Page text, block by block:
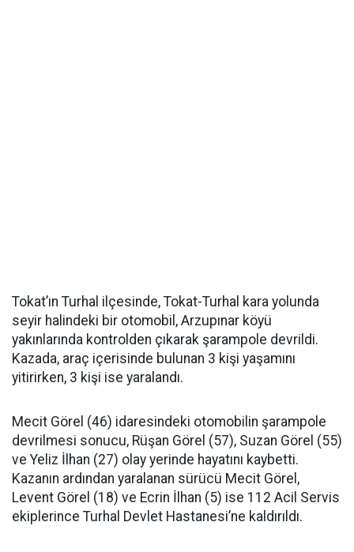
Tokat’ın Turhal ilçesinde, Tokat-Turhal kara yolunda
seyir halindeki bir otomobil, Arzupınar köyü
yakınlarında kontrolden çıkarak şarampole devrildi.
Kazada, araç içerisinde bulunan 3 kişi yaşamını
yitirirken, 3 kişi ise yaralandı.
Mecit Görel (46) idaresindeki otomobilin şarampole
devrilmesi sonucu, Rüşan Görel (57), Suzan Görel (55)
ve Yeliz İlhan (27) olay yerinde hayatını kaybetti.
Kazanın ardından yaralanan sürücü Mecit Görel,
Levent Görel (18) ve Ecrin İlhan (5) ise 112 Acil Servis
ekiplerince Turhal Devlet Hastanesi’ne kaldırıldı.